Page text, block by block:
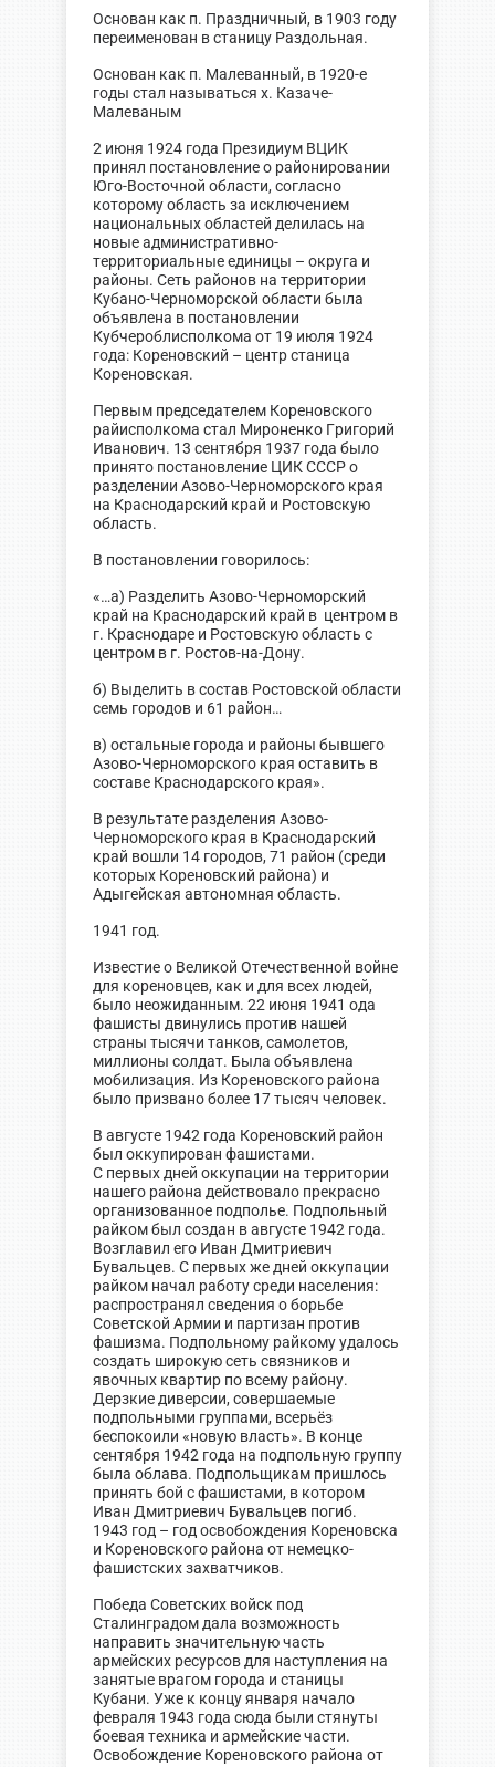
Основан как п. Праздничный, в 1903 году
переименован в станицу Раздольная.
Основан как п. Малеванный, в 1920-е
годы стал называться х. Казаче-
Малеваным
2 июня 1924 года Президиум ВЦИК
принял постановление о районировании
Юго-Восточной области, согласно
которому область за исключением
национальных областей делилась на
новые административно-
территориальные единицы – округа и
районы. Сеть районов на территории
Кубано-Черноморской области была
объявлена в постановлении
Кубчероблисполкома от 19 июля 1924
года: Кореновский – центр станица
Кореновская.
Первым председателем Кореновского
райисполкома стал Мироненко Григорий
Иванович. 13 сентября 1937 года было
принято постановление ЦИК СССР о
разделении Азово-Черноморского края
на Краснодарский край и Ростовскую
область.
В постановлении говорилось:
«…а) Разделить Азово-Черноморский
край на Краснодарский край в центром в
г. Краснодаре и Ростовскую область с
центром в г. Ростов-на-Дону.
б) Выделить в состав Ростовской области
семь городов и 61 район…
в) остальные города и районы бывшего
Азово-Черноморского края оставить в
составе Краснодарского края».
В результате разделения Азово-
Черноморского края в Краснодарский
край вошли 14 городов, 71 район (среди
которых Кореновский района) и
Адыгейская автономная область.
1941 год.
Известие о Великой Отечественной войне
для кореновцев, как и для всех людей,
было неожиданным. 22 июня 1941 ода
фашисты двинулись против нашей
страны тысячи танков, самолетов,
миллионы солдат. Была объявлена
мобилизация. Из Кореновского района
было призвано более 17 тысяч человек.
В августе 1942 года Кореновский район
был оккупирован фашистами.
С первых дней оккупации на территории
нашего района действовало прекрасно
организованное подполье. Подпольный
райком был создан в августе 1942 года.
Возглавил его Иван Дмитриевич
Бувальцев. С первых же дней оккупации
райком начал работу среди населения:
распространял сведения о борьбе
Советской Армии и партизан против
фашизма. Подпольному райкому удалось
создать широкую сеть связников и
явочных квартир по всему району.
Дерзкие диверсии, совершаемые
подпольными группами, всерьёз
беспокоили «новую власть». В конце
сентября 1942 года на подпольную группу
была облава. Подпольщикам пришлось
принять бой с фашистами, в котором
Иван Дмитриевич Бувальцев погиб.
1943 год – год освобождения Кореновска
и Кореновского района от немецко-
фашистских захватчиков.
Победа Советских войск под
Сталинградом дала возможность
направить значительную часть
армейских ресурсов для наступления на
занятые врагом города и станицы
Кубани. Уже к концу января начало
февраля 1943 года сюда были стянуты
боевая техника и армейские части.
Освобождение Кореновского района от